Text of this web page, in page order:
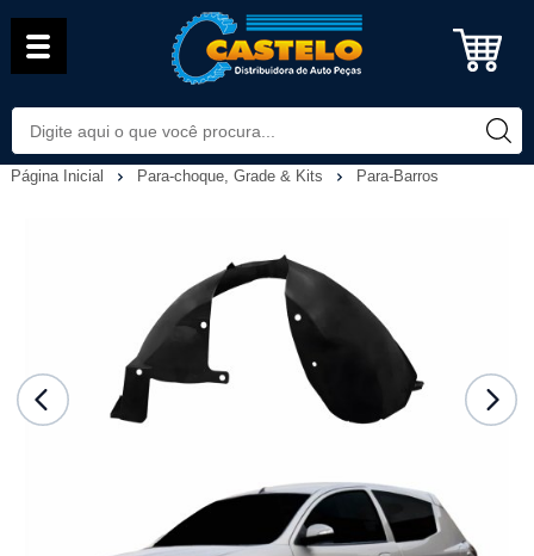
Página Inicial Para-choque, Grade & Kits Para-Barros